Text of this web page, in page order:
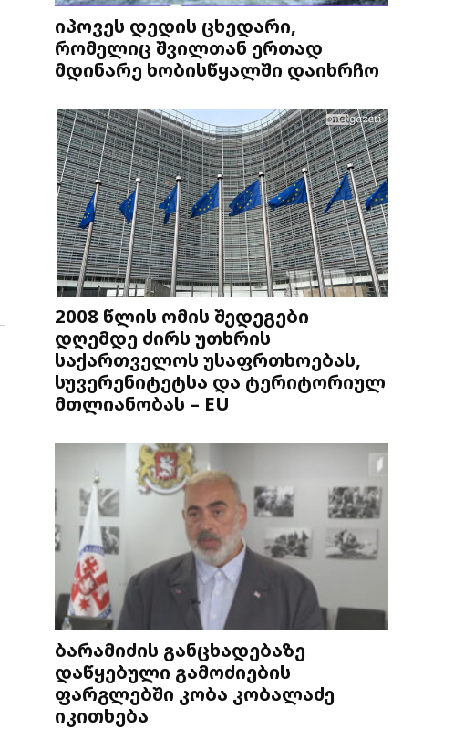
იპოვეს დედის ცხედარი,
რომელიც შვილთან ერთად
მდინარე ხობისწყალში დაიხრჩო
2008 წლის ომის შედეგები
დღემდე ძირს უთხრის
საქართველოს უსაფრთხოებას,
სუვერენიტეტსა და ტერიტორიულ
მთლიანობას – EU
ბარამიძის განცხადებაზე
დაწყებული გამოძიების
ფარგლებში კობა კობალაძე
იკითხება